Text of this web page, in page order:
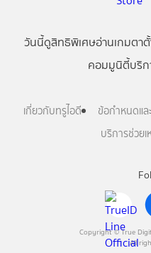
Copyright © True
All
วันนี้ดูสิทธิพิเศษอ่านเกมตา
คอมมูนิตี้บริก
เกี่ยวกับทรูไอดี ข้อกำหนดแล
บริการช่วยเ